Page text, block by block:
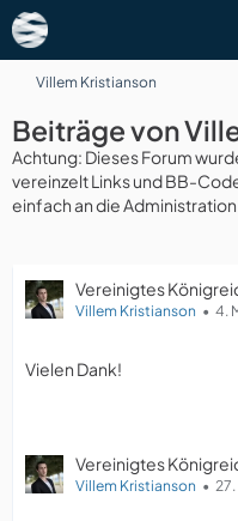
Villem Kristianson
Beiträge von
Achtung: Dieses Forum
vereinzelt Links und BB-
einfach an die
Vereinigtes
Villem Kristianson 4.
Vielen Dank!
Vereinigtes
Villem Kristianson